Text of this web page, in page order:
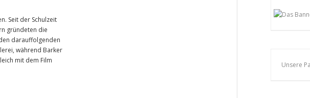
Seit der Schulzeit
gründeten die
darauffolgenden
während Barker
mit dem Film
Unsere